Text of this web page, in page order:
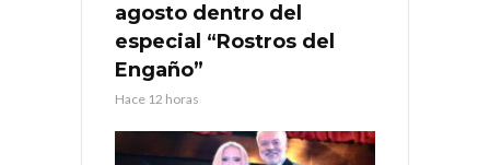
agosto dentro del
especial “Rostros del
Engaño”
Hace 12 horas